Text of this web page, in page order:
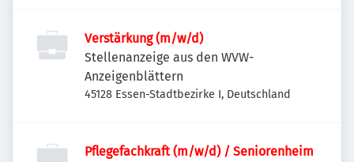
Verstärkung (m/w/d)
Stellenanzeige aus den WVW-
Anzeigenblättern
45128 Essen-Stadtbezirke I, Deutschland
Pflegefachkraft (m/w/d) / Seniorenheim